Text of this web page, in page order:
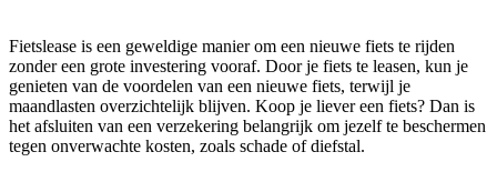
Fietslease is een geweldige manier om een nieuwe fiets te rijden
zonder een grote investering vooraf. Door je fiets te leasen, kun je
genieten van de voordelen van een nieuwe fiets, terwijl je
maandlasten overzichtelijk blijven. Koop je liever een fiets? Dan is
het afsluiten van een verzekering belangrijk om jezelf te beschermen
tegen onverwachte kosten, zoals schade of diefstal.